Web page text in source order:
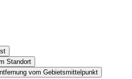
Standort
vom Gebietsmittelpunkt